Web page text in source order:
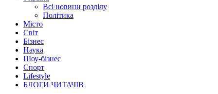
Всі новини розділу
Політика
Місто
Світ
Бізнес
Наука
Шоу-бізнес
Спорт
Lifestyle
БЛОГИ ЧИТАЧІВ